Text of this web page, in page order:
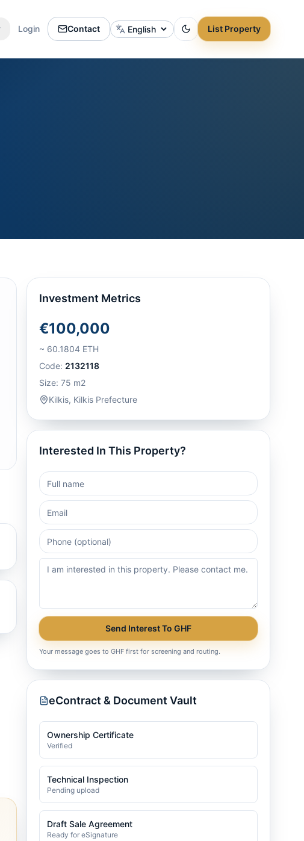
Login Contact
Change language
List Property
Investment Metrics
€100,000
~ 60.1804ETH
Code: 2132118
Size: 75 m2
Kilkis, Kilkis Prefecture
Interested In This Property?
Send Interest To GHF
Your message goes to GHF first for screening and routing.
eContract & Document Vault
Ownership Certificate
Verified
Technical Inspection
Pending upload
Draft Sale Agreement
Ready for eSignature